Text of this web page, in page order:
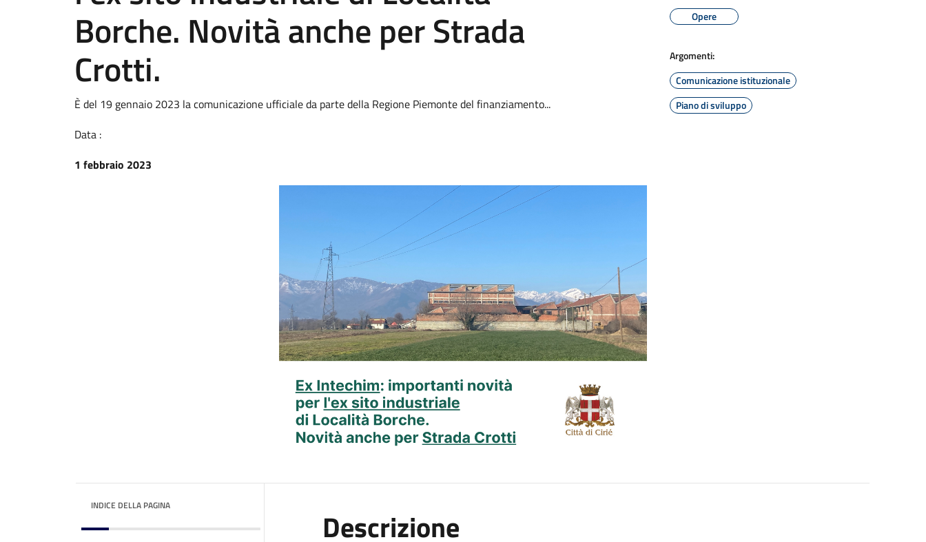
Borche. Novità anche per Strada
Crotti.
È del 19 gennaio 2023 la comunicazione ufficiale da parte della Regione Piemonte del finanziamento...
Data :
1 febbraio 2023
Opere
Argomenti:
Comunicazione istituzionale
Piano di sviluppo
INDICE DELLA PAGINA
Descrizione